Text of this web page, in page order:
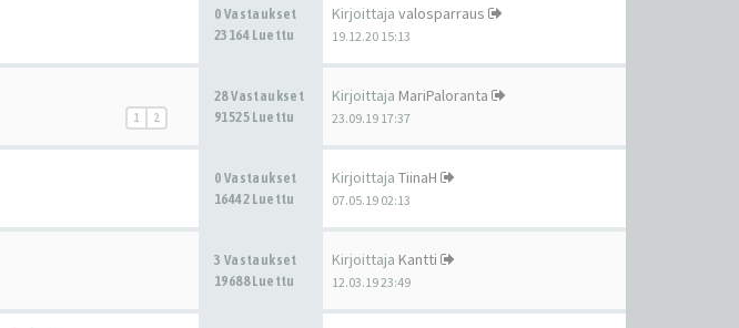
0 Vastaukset
23164 Luettu
Kirjoittaja valosparraus
19.12.20 15:13
1 2
28 Vastaukset
91525 Luettu
Kirjoittaja MariPaloranta
23.09.19 17:37
0 Vastaukset
16442 Luettu
Kirjoittaja TiinaH
07.05.19 02:13
3 Vastaukset
19688 Luettu
Kirjoittaja Kantti
12.03.19 23:49